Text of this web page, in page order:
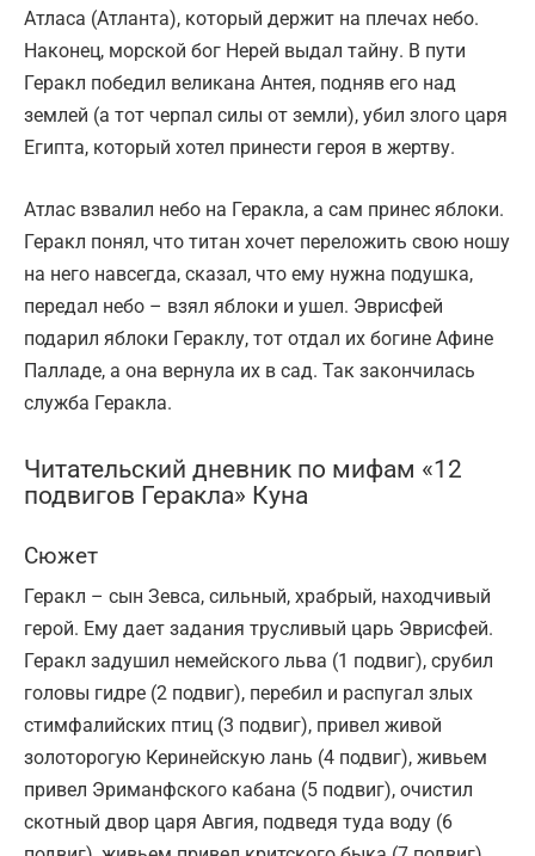
Атласа (Атланта), который держит на плечах небо.
Наконец, морской бог Нерей выдал тайну. В пути
Геракл победил великана Антея, подняв его над
землей (а тот черпал силы от земли), убил злого царя
Египта, который хотел принести героя в жертву.
Атлас взвалил небо на Геракла, а сам принес яблоки.
Геракл понял, что титан хочет переложить свою ношу
на него навсегда, сказал, что ему нужна подушка,
передал небо – взял яблоки и ушел. Эврисфей
подарил яблоки Гераклу, тот отдал их богине Афине
Палладе, а она вернула их в сад. Так закончилась
служба Геракла.
Читательский дневник по мифам «12
подвигов Геракла» Куна
Сюжет
Геракл – сын Зевса, сильный, храбрый, находчивый
герой. Ему дает задания трусливый царь Эврисфей.
Геракл задушил немейского льва (1 подвиг), срубил
головы гидре (2 подвиг), перебил и распугал злых
стимфалийских птиц (3 подвиг), привел живой
золоторогую Керинейскую лань (4 подвиг), живьем
привел Эриманфского кабана (5 подвиг), очистил
скотный двор царя Авгия, подведя туда воду (6